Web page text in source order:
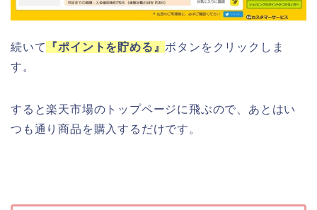
続いて 『ポイントを貯める』 ボタンをクリックしま
す。
すると楽天市場のトップページに飛ぶので、あとはい
つも通り商品を購入するだけです。